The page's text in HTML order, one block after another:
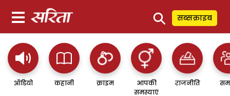
⚲ सब्सक्राइब
ऑडियो कहानी क्राइम
आपकी
समस्याएं
राजनीति